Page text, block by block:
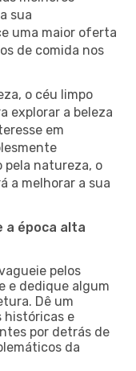
sua
uma maior oferta
de comida nos
o céu limpo
explorar a beleza
em
natureza, o
a melhorar a sua
a época alta
pelos
e dedique algum
Dê um
históricas e
por detrás de
da